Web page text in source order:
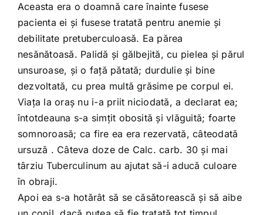
Aceasta era o doamnă care înainte fusese
pacienta ei şi fusese tratată pentru anemie şi
debilitate pretuberculoasă. Ea părea
nesănătoasă. Palidă şi gălbejită, cu pielea şi părul
unsuroase, şi o faţă pătată; durdulie şi bine
dezvoltată, cu prea multă grăsime pe corpul ei.
Viaţa la oraş nu i-a priit niciodată, a declarat ea;
întotdeauna s-a simţit obosită şi vlăguită; foarte
somnoroasă; ca fire ea era rezervată, câteodată
ursuză . Câteva doze de Calc. carb. 30 şi mai
târziu Tuberculinum au ajutat să-i aducă culoare
în obraji.
Apoi ea s-a hotărât să se căsătorească şi să aibe